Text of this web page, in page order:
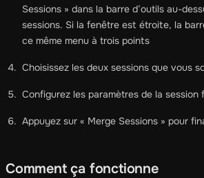
Sessions » dans la barre d’outils au-
sessions. Si la fenêtre est étroite, la
ce même menu à trois points
Choisissez les deux sessions que vous
Configurez les paramètres de la session
Appuyez sur « Merge Sessions » pour
Comment ça fonctionne